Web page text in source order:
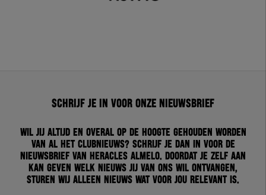
Schrijf je in voor onze nieuwsbrief
Wil jij altijd en overal op de hoogte gehouden worden
van al het clubnieuws? Schrijf je dan in voor de
nieuwsbrief van Heracles Almelo. Doordat je zelf aan
kan geven welk nieuws jij van ons wil ontvangen,
sturen wij alleen nieuws wat voor jou relevant is.